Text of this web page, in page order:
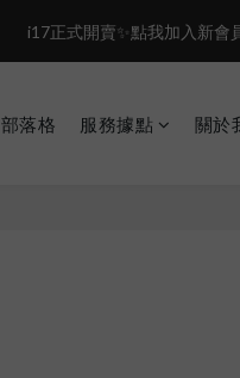
盛夏限定☀️週週抽LINE POINT
1
0
i17正式開賣✨點我加入新會
部落格 服務據點 關於